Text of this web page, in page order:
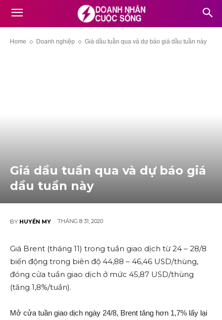
Home Doanh nghiệp Giá dầu tuần qua và dự báo giá dầu tuần này
Giá dầu tuần qua và dự báo giá
dầu tuần này
BY HUYỀN MY THÁNG 8 31, 2020
Giá Brent (tháng 11) trong tuần giao dịc‌h từ 24 – 28/8
biến động trong biên độ 44,88 – 46,46 USD/thùng,
đóng cửa tuần giao dịc‌h ở mức 45,87 USD/thùng
(tăng 1,8%/tuần).
Mở cửa tuần giao dịc‌h ngày 24/8, Brent tăng hơn 1,7% lấy lại